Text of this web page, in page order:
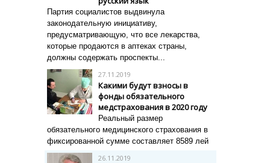
Партия социалистов выдвинула
законодательную инициативу,
предусматривающую, что все лекарства,
которые продаются в аптеках страны,
должны содержать проспекты...
27.11.2019
Какими будут взносы в
фонды обязательного
медстрахования в 2020 году
Реальный размер
обязательного медицинского страхования в
фиксированной сумме составляет 8589 лей
26.11.2019